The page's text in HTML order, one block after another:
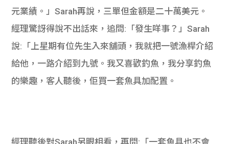
元業績。」Sarah再說，三單但金額是二十萬美元。
經理驚訝得說不出話來，追問:「發生咩事？」Sarah
說:「上星期有位先生入來舖頭，我就把一號漁桿介紹
給他，一路介紹到九號。我又喜歡釣魚，我分享釣魚
的樂趣，客人聽後，佢買一套魚具加配置。